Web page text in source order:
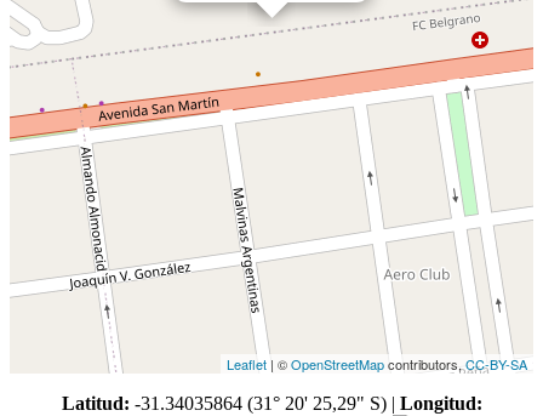
Leaflet | ©OpenStreetMapcontributors, CC-BY-SA
Latitud: -31.34035864 (31° 20' 25,29" S)| Longitud: